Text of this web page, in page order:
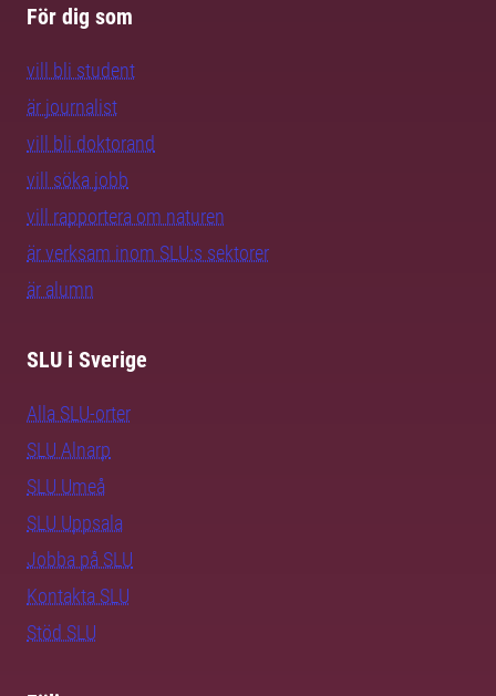
För dig som
vill bli student
är journalist
vill bli doktorand
vill söka jobb
vill rapportera om naturen
är verksam inom SLU:s sektorer
är alumn
SLU i Sverige
Alla SLU-orter
SLU Alnarp
SLU Umeå
SLU Uppsala
Jobba på SLU
Kontakta SLU
Stöd SLU